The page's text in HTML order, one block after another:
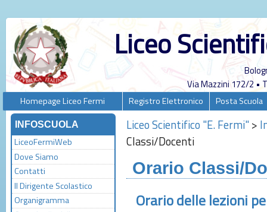
Liceo
Via Mazzini 172/2 •
Homepage Liceo Fermi Registro Elettronico Posta Scuola
INFOSCUOLA
LiceoFermiWeb
Dove Siamo
Contatti
Il Dirigente Scolastico
Organigramma
Liceo Scientifico "E. Fermi" >
Classi/Docenti
Orario Classi/
Orario delle lezioni